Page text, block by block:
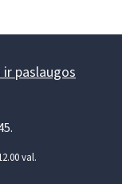
paslaugos
val.